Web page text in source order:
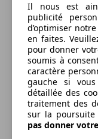
Il nous est
publicité
d’optimiser
en faites.
pour donner
soumis à
caractère
gauche si
détaillée des
traitement des
sur la poursuite
pas donner